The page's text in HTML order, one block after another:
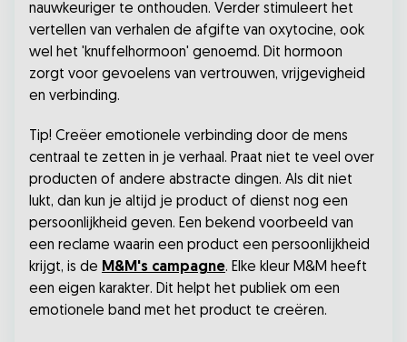
nauwkeuriger te onthouden. Verder stimuleert het
vertellen van verhalen de afgifte van oxytocine, ook
wel het 'knuffelhormoon' genoemd. Dit hormoon
zorgt voor gevoelens van vertrouwen, vrijgevigheid
en verbinding.
Tip! Creëer emotionele verbinding door de mens
centraal te zetten in je verhaal. Praat niet te veel over
producten of andere abstracte dingen. Als dit niet
lukt, dan kun je altijd je product of dienst nog een
persoonlijkheid geven. Een bekend voorbeeld van
een reclame waarin een product een persoonlijkheid
krijgt, is de M&M's campagne. Elke kleur M&M heeft
een eigen karakter. Dit helpt het publiek om een
emotionele band met het product te creëren.